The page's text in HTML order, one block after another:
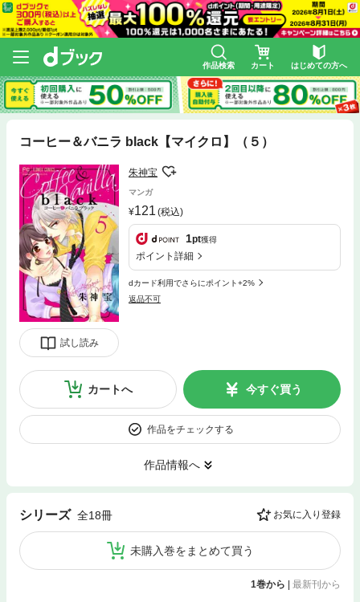
作品検索 カート はじめての方へ
コーヒー＆バニラ black【マイクロ】（５）
試し読み
朱神宝
マンガ
121 (税込)
1pt獲得
ポイント詳細
dカード利用でさらにポイント+2%
返品不可
カートへ 今すぐ買う
作品をチェックする
作品情報へ
シリーズ 全18冊 お気に入り登録
未購入巻をまとめて買う
1巻から 最新刊から